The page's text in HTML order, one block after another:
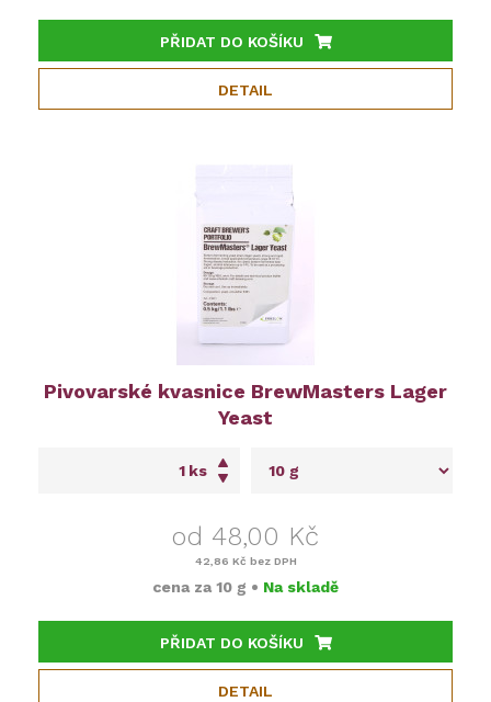
PŘIDAT DO KOŠÍKU
DETAIL
Pivovarské kvasnice BrewMasters Lager
Yeast
ks
od 48,00 Kč
42,86 Kč bez DPH
cena za 10 g • Na skladě
PŘIDAT DO KOŠÍKU
DETAIL